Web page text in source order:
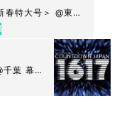
春特大号＞ @東
千葉 幕
ントホ